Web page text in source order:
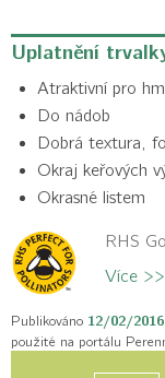
Uplatnění
Atraktivní pro
Do nádob
Dobrá textura,
Okraj keřových
Okrasné listem
RHS
Více >>
Publikováno 12/02/2016
použité na portálu